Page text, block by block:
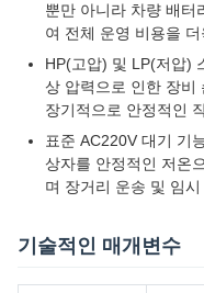
뿐만 아니라 차량 배터
여 전체 운영 비용을 더
HP(고압) 및 LP(저압)
상 압력으로 인한 장비
장기적으로 안정적인
표준 AC220V 대기 기
상자를 안정적인 저온
며 장거리 운송 및 임
기술적인 매개변수